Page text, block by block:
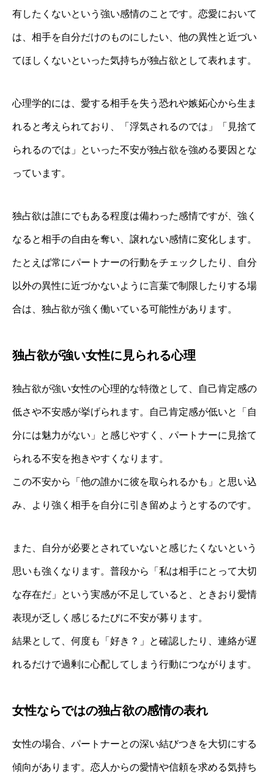
有したくないという強い感情のことです。恋愛において
は、相手を自分だけのものにしたい、他の異性と近づい
てほしくないといった気持ちが独占欲として表れます。
心理学的には、愛する相手を失う恐れや嫉妬心から生ま
れると考えられており、「浮気されるのでは」「見捨て
られるのでは」といった不安が独占欲を強める要因とな
っています。
独占欲は誰にでもある程度は備わった感情ですが、強く
なると相手の自由を奪い、譲れない感情に変化します。
たとえば常にパートナーの行動をチェックしたり、自分
以外の異性に近づかないように言葉で制限したりする場
合は、独占欲が強く働いている可能性があります。
独占欲が強い女性に見られる心理
独占欲が強い女性の心理的な特徴として、自己肯定感の
低さや不安感が挙げられます。自己肯定感が低いと「自
分には魅力がない」と感じやすく、パートナーに見捨て
られる不安を抱きやすくなります。
この不安から「他の誰かに彼を取られるかも」と思い込
み、より強く相手を自分に引き留めようとするのです。
また、自分が必要とされていないと感じたくないという
思いも強くなります。普段から「私は相手にとって大切
な存在だ」という実感が不足していると、ときおり愛情
表現が乏しく感じるたびに不安が募ります。
結果として、何度も「好き？」と確認したり、連絡が遅
れるだけで過剰に心配してしまう行動につながります。
女性ならではの独占欲の感情の表れ
女性の場合、パートナーとの深い結びつきを大切にする
傾向があります。恋人からの愛情や信頼を求める気持ち